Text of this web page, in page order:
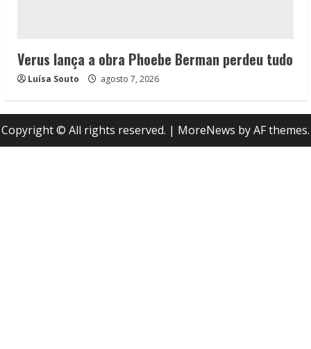
Verus lança a obra Phoebe Berman perdeu tudo
Luísa Souto agosto 7, 2026
Copyright © All rights reserved. | MoreNews by AF themes.